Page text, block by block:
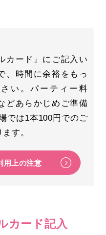
カード』にご記入い
、時間に余裕をもっ
い。パーティー料
どあらかじめご準備
では1本100円でのご
す。
用上の注意
カード記入